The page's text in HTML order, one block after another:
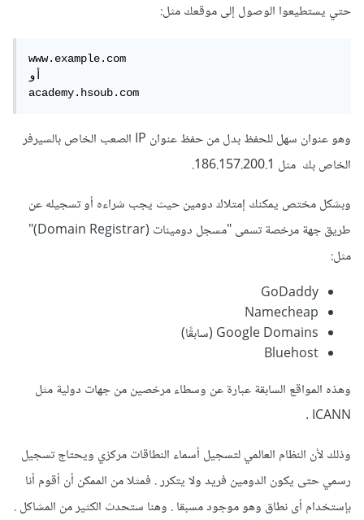
حتي يستطيعوا الوصول إلى موقعك مثل:
www.example.com
أو
academy.hsoub.com
وهو عنوان سهل للحفظ بدل من حفظ عنوان IP الصعب الخاص بالسيرفر
الخاص بك مثل 186.157.200.1.
وبشكل مختص يمكنك إمتلاك دومين حيث يجب شراءه أو تسجيله عن
طريق جهة مرخصة تسمى "مسجل دومينات (Domain Registrar)"
مثل:
GoDaddy
Namecheap
Google Domains (سابقًا)
Bluehost
وهذه المواقع السابقة عبارة عن وسطاء مرخصين من جهات دولية مثل
ICANN .
وذلك لأن النظام العالمي لتسجيل أسماء النطاقات مركزي ويحتاج تسجيل
رسمي حتى يكون الدومين فريد ولا يتكرر . فمثلا من الممكن أن أقوم أنا
بإستخدام أى نطاق وهو موجود مسبقا . وهنا ستحدث الكثير من المشاكل .